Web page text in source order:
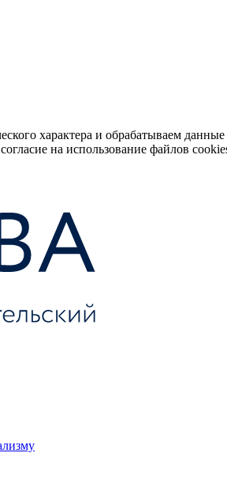
характера и обрабатываем
на использование файлов